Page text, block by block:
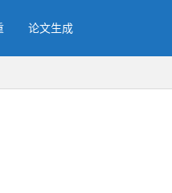
论文生成